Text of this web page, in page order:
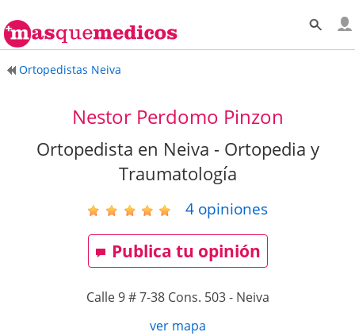
Ortopedistas Neiva
Nestor Perdomo Pinzon
Ortopedista en Neiva - Ortopedia y
Traumatología
4opiniones
Publica tu opinión
Calle 9 # 7-38 Cons. 503- Neiva
ver mapa